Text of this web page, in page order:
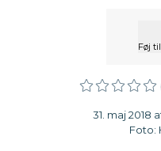
Føj
31. maj 2018
Foto: